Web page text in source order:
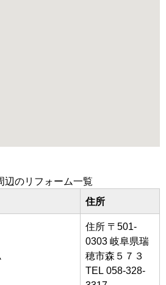
辺のリフォーム一覧
住所
住所 〒501-
0303 岐阜県瑞
穂市森５７３
TEL 058-328-